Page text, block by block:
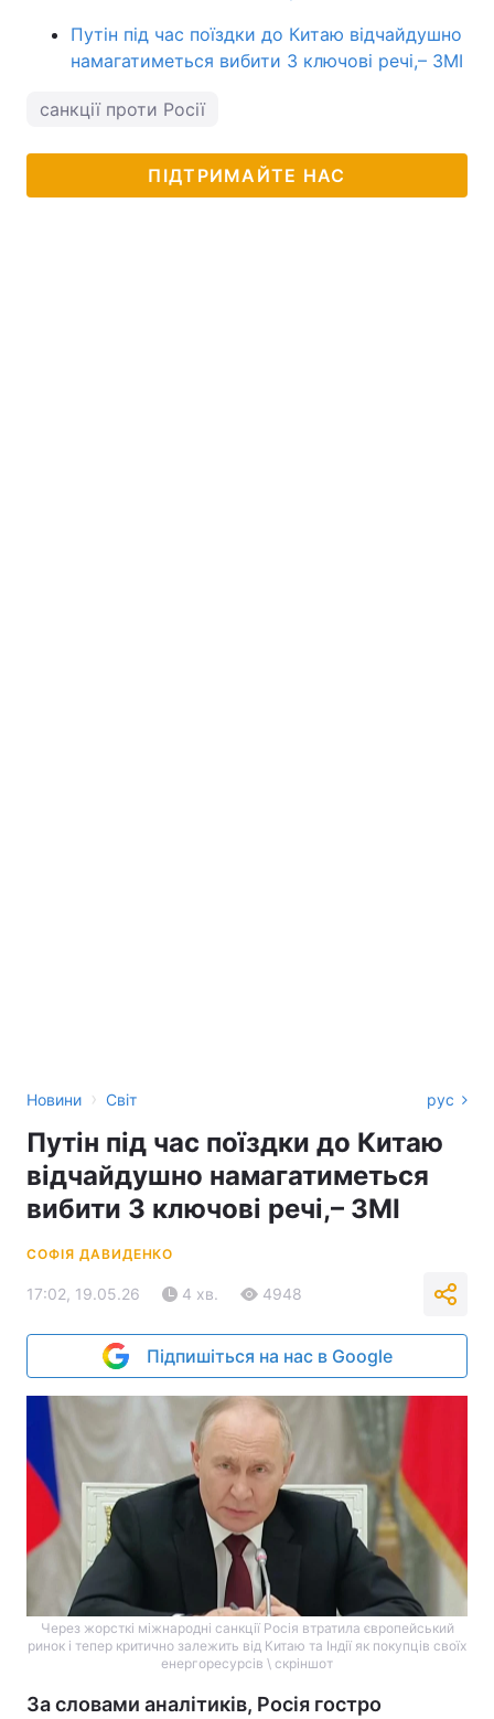
Путін під час поїздки до Китаю відчайдушно
намагатиметься вибити 3 ключові речі,– ЗМІ
санкції проти Росії
ПІДТРИМАЙТЕ НАС
Новини › Світ рус
Путін під час поїздки до Китаю
відчайдушно намагатиметься
вибити 3 ключові речі,– ЗМІ
СОФІЯ ДАВИДЕНКО
17:02, 19.05.26 4 хв. 4948
Підпишіться на нас в Google
Через жорсткі міжнародні санкції Росія втратила європейський
ринок і тепер критично залежить від Китаю та Індії як покупців своїх
енергоресурсів \ скріншот
За словами аналітиків, Росія гостро